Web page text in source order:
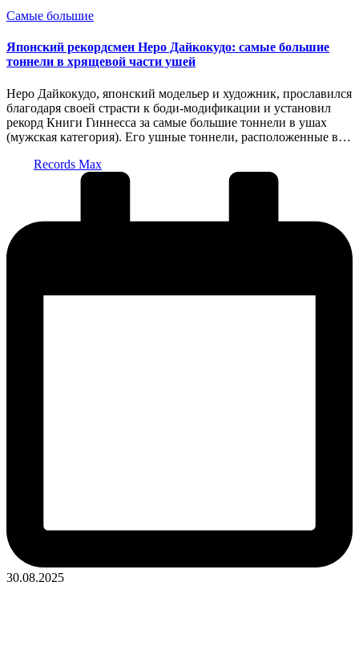
Опубликовано
Самые большие
Японский рекордсмен Неро Дайкокудо: самые большие
тоннели в хрящевой части ушей
Неро Дайкокудо, японский модельер и художник, прославился
благодаря своей страсти к боди-модификации и установил
рекорд Книги Гиннесса за самые большие тоннели в ушах
(мужская категория). Его ушные тоннели, расположенные в…
Records Max
30.08.2025